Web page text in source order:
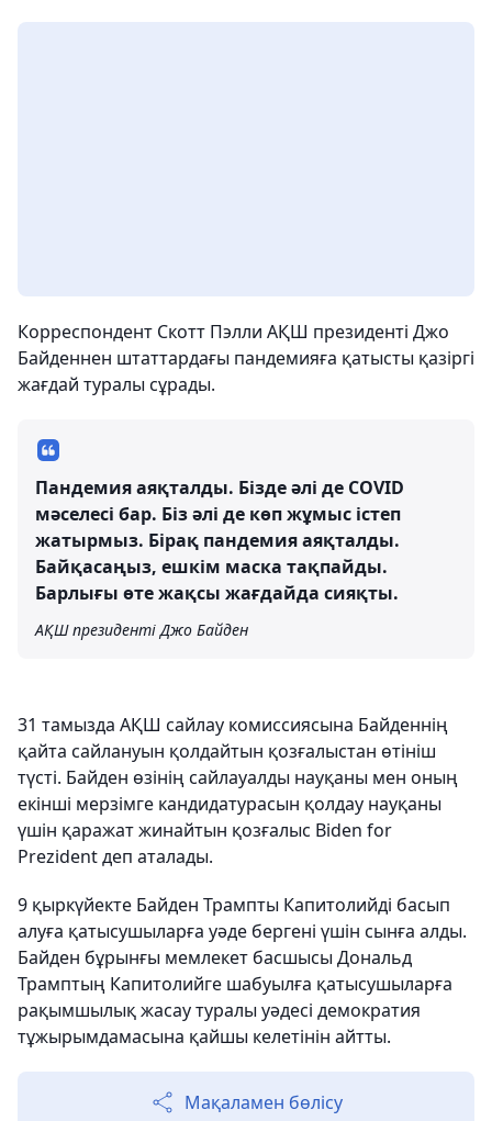
Корреспондент Скотт Пэлли АҚШ президенті Джо
Байденнен штаттардағы пандемияға қатысты қазіргі
жағдай туралы сұрады.
Пандемия аяқталды. Бізде әлі де COVID
мәселесі бар. Біз әлі де көп жұмыс істеп
жатырмыз. Бірақ пандемия аяқталды.
Байқасаңыз, ешкім маска тақпайды.
Барлығы өте жақсы жағдайда сияқты.
АҚШ президенті Джо Байден
31 тамызда АҚШ сайлау комиссиясына Байденнің
қайта сайлануын қолдайтын қозғалыстан өтініш
түсті. Байден өзінің сайлауалды науқаны мен оның
екінші мерзімге кандидатурасын қолдау науқаны
үшін қаражат жинайтын қозғалыс Biden for
Prezident деп аталады.
9 қыркүйекте Байден Трампты Капитолийді басып
алуға қатысушыларға уәде бергені үшін сынға алды.
Байден бұрынғы мемлекет басшысы Дональд
Трамптың Капитолийге шабуылға қатысушыларға
рақымшылық жасау туралы уәдесі демократия
тұжырымдамасына қайшы келетінін айтты.
Мақаламен бөлісу